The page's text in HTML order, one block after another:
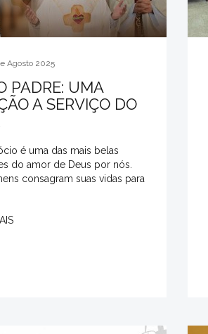
Agosto 2025
PADRE: UMA
A SERVIÇO DO
é uma das mais belas
do amor de Deus por nós.
consagram suas vidas para